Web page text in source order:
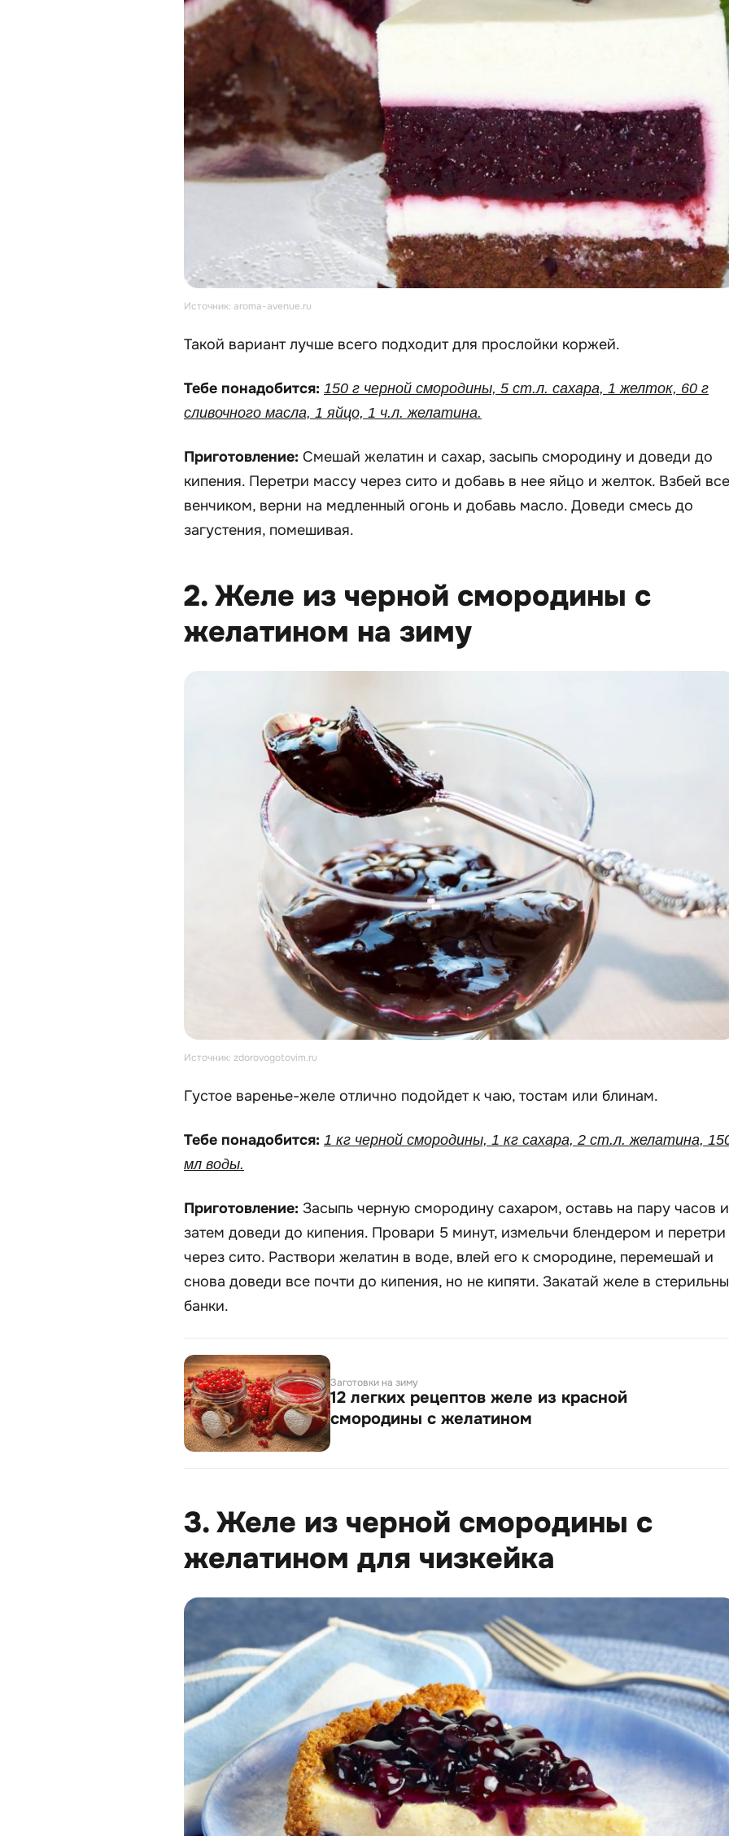
Источник: aroma-avenue.ru
Такой вариант лучше всего подходит для прослойки коржей.
Тебе понадобится: 150 г черной смородины, 5 ст.л. сахара, 1 желток, 60 г
сливочного масла, 1 яйцо, 1 ч.л. желатина.
Приготовление: Смешай желатин и сахар, засыпь смородину и доведи до
кипения. Перетри массу через сито и добавь в нее яйцо и желток. Взбей все
венчиком, верни на медленный огонь и добавь масло. Доведи смесь до
загустения, помешивая.
2. Желе из черной смородины с
желатином на зиму
Источник: zdorovogotovim.ru
Густое варенье-желе отлично подойдет к чаю, тостам или блинам.
Тебе понадобится: 1 кг черной смородины, 1 кг сахара, 2 ст.л. желатина,
мл воды.
Приготовление: Засыпь черную смородину сахаром, оставь на пару часов и
затем доведи до кипения. Провари 5 минут, измельчи блендером и перетри
через сито. Раствори желатин в воде, влей его к смородине, перемешай и
снова доведи все почти до кипения, но не кипяти. Закатай желе в
банки.
Заготовки на зиму
12 легких рецептов желе из красной
смородины с желатином
3. Желе из черной смородины с
желатином для чизкейка